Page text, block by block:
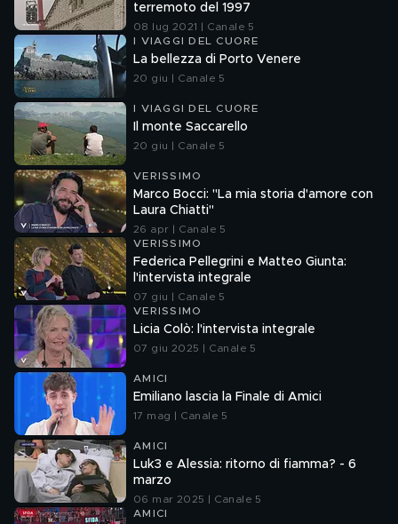
terremoto del 1997
08 lug 2021 | Canale 5
I VIAGGI DEL CUORE
La bellezza di Porto Venere
20 giu | Canale 5
I VIAGGI DEL CUORE
Il monte Saccarello
20 giu | Canale 5
VERISSIMO
Marco Bocci: "La mia storia d'amore con
Laura Chiatti"
26 apr | Canale 5
VERISSIMO
Federica Pellegrini e Matteo Giunta:
l'intervista integrale
07 giu | Canale 5
VERISSIMO
Licia Colò: l'intervista integrale
07 giu 2025 | Canale 5
AMICI
Emiliano lascia la Finale di Amici
17 mag | Canale 5
AMICI
Luk3 e Alessia: ritorno di fiamma? - 6
marzo
06 mar 2025 | Canale 5
AMICI